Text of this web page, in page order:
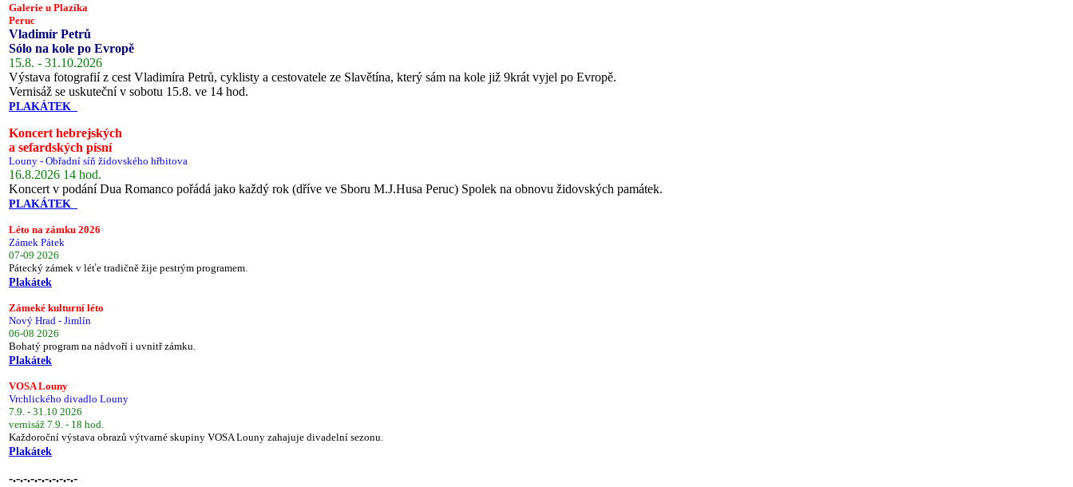
Galerie u Plazíka
Peruc
Vladimír Petrů
Sólo na kole po Evropě
15.8. - 31.10.2026
Výstava fotografií z cest Vladimíra Petrů, cyklisty a cestovatele ze Slavětína, který sám na kole již 9krát vyjel po Evropě.
Vernisáž se uskuteční v sobotu 15.8. ve 14 hod.
PLAKÁTEK
Koncert hebrejských
a sefardských písní
Louny - Obřadní síň židovského hřbitova
16.8.2026 14 hod.
Koncert v podání Dua Romanco pořádá jako každý rok (dříve ve Sboru M.J.Husa Peruc) Spolek na obnovu židovských památek.
PLAKÁTEK
Léto na zámku 2026
Zámek Pátek
07-09 2026
Pátecký zámek v léťe tradičně žije pestrým programem.
Plakátek
Zámeké kulturní léto
Nový Hrad - Jimlín
06-08 2026
Bohatý program na nádvoří i uvnitř zámku.
Plakátek
VOSA Louny
Vrchlického divadlo Louny
7.9. - 31.10 2026
vernisáž 7.9. - 18 hod.
Každoroční výstava obrazů výtvarné skupiny VOSA Louny zahajuje divadelní sezonu.
Plakátek
-.-.-.-.-.-.-.-.-.-